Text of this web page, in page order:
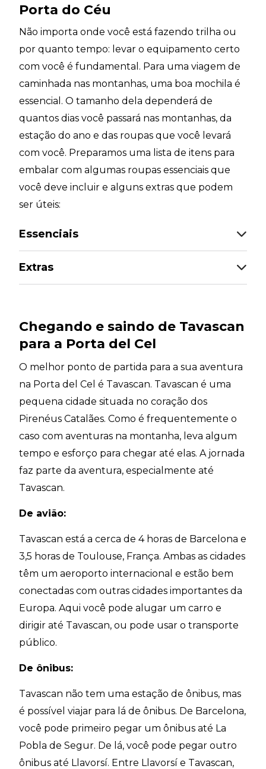
Porta do Céu
Não importa onde você está fazendo trilha ou
por quanto tempo: levar o equipamento certo
com você é fundamental. Para uma viagem de
caminhada nas montanhas, uma boa mochila é
essencial. O tamanho dela dependerá de
quantos dias você passará nas montanhas, da
estação do ano e das roupas que você levará
com você. Preparamos uma lista de itens para
embalar com algumas roupas essenciais que
você deve incluir e alguns extras que podem
ser úteis:
Essenciais
Extras
Chegando e saindo de Tavascan
para a Porta del Cel
O melhor ponto de partida para a sua aventura
na Porta del Cel é Tavascan. Tavascan é uma
pequena cidade situada no coração dos
Pirenéus Catalães. Como é frequentemente o
caso com aventuras na montanha, leva algum
tempo e esforço para chegar até elas. A jornada
faz parte da aventura, especialmente até
Tavascan.
De avião:
Tavascan está a cerca de 4 horas de Barcelona e
3,5 horas de Toulouse, França. Ambas as cidades
têm um aeroporto internacional e estão bem
conectadas com outras cidades importantes da
Europa. Aqui você pode alugar um carro e
dirigir até Tavascan, ou pode usar o transporte
público.
De ônibus:
Tavascan não tem uma estação de ônibus, mas
é possível viajar para lá de ônibus. De Barcelona,
você pode primeiro pegar um ônibus até La
Pobla de Segur. De lá, você pode pegar outro
ônibus até Llavorsí. Entre Llavorsí e Tavascan,